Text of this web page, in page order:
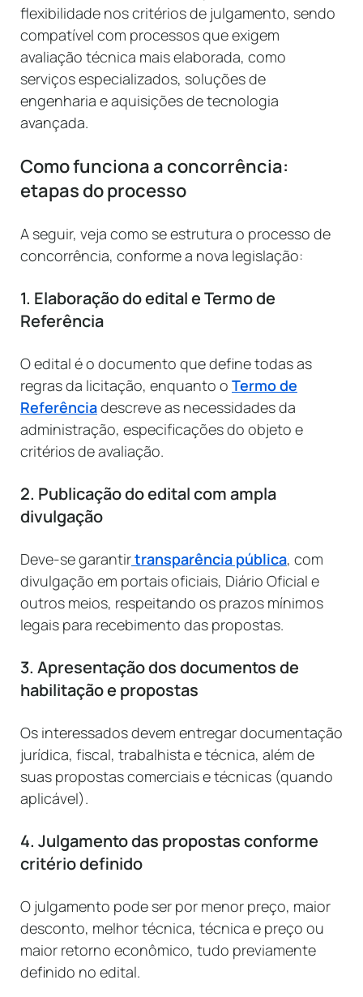
flexibilidade nos critérios de julgamento, sendo
compatível com processos que exigem
avaliação técnica mais elaborada, como
serviços especializados, soluções de
engenharia e aquisições de tecnologia
avançada.
Como funciona a concorrência:
etapas do processo
A seguir, veja como se estrutura o processo de
concorrência, conforme a nova legislação:
1. Elaboração do edital e Termo de
Referência
O edital é o documento que define todas as
regras da licitação, enquanto o Termo de
Referênciadescreve as necessidades da
administração, especificações do objeto e
critérios de avaliação.
2. Publicação do edital com ampla
divulgação
Deve-se garantirtransparência pública, com
divulgação em portais oficiais, Diário Oficial e
outros meios, respeitando os prazos mínimos
legais para recebimento das propostas.
3. Apresentação dos documentos de
habilitação e propostas
Os interessados devem entregar documentação
jurídica, fiscal, trabalhista e técnica, além de
suas propostas comerciais e técnicas (quando
aplicável).
4. Julgamento das propostas conforme
critério definido
O julgamento pode ser por menor preço, maior
desconto, melhor técnica, técnica e preço ou
maior retorno econômico, tudo previamente
definido no edital.